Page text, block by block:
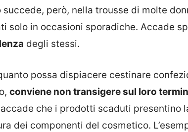
succede, però, nella trousse di molte
solo in occasioni sporadiche. Accade
degli stessi.
possa dispiacere cestinare
conviene non transigere sul loro
che i prodotti scaduti presentino
dei componenti del cosmetico.